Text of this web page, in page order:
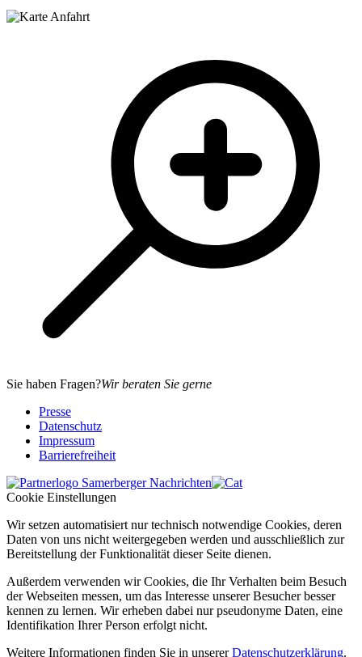
Sie haben Fragen?Wir beraten Sie gerne
Presse
Datenschutz
Impressum
Barrierefreiheit
Cookie Einstellungen
Wir setzen automatisiert nur technisch notwendige Cookies, deren
Daten von uns nicht weitergegeben werden und ausschließlich zur
Bereitstellung der Funktionalität dieser Seite dienen.
Außerdem verwenden wir Cookies, die Ihr Verhalten beim Besuch
der Webseiten messen, um das Interesse unserer Besucher besser
kennen zu lernen. Wir erheben dabei nur pseudonyme Daten, eine
Identifikation Ihrer Person erfolgt nicht.
Weitere Informationen finden Sie in unsererDatenschutzerklärung.